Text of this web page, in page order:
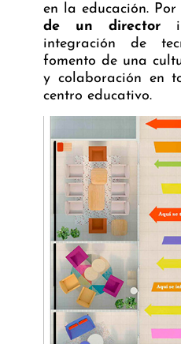
en la educación. Por
de un director
integración de
fomento de una
y colaboración en
centro educativo.